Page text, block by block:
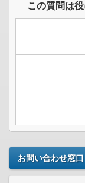
この質問は
お問い合わせ窓口